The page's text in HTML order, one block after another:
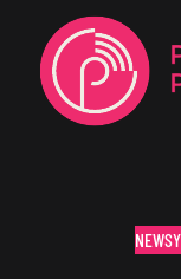
NEWSY